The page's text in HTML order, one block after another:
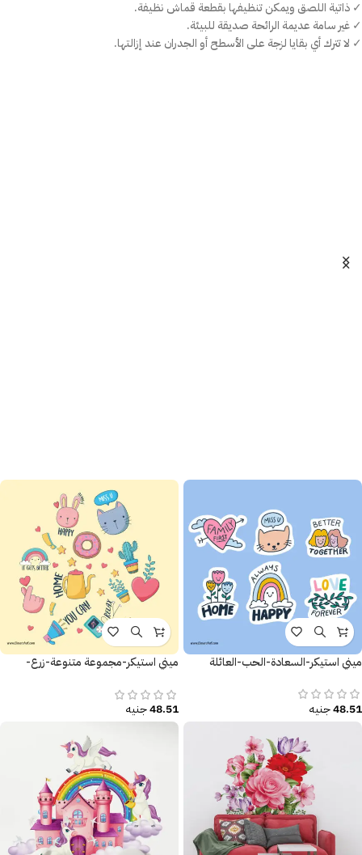
✓ ذاتية اللصق ويمكن تنظيفها بقطعة قماش نظيفة.
✓ غير سامة عديمة الرائحة صديقة للبيئة.
✓ لا تترك أي بقايا لزجة على الأسطح أو الجدران عند إزالتها.
ميني استيكر-السعادة-الحب-العائلة
48.51جنيه
ميني استيكر-مجموعة متنوعة-زرع-
48.51جنيه